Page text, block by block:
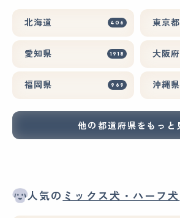
北海道 406 東京都
愛知県 1918 大阪府
福岡県 969 沖縄県
他の都道府県をもっと
人気の ミックス犬・ハーフ犬